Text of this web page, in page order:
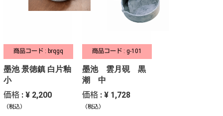
商品コード : brqgq
墨池 景徳鎮 白片釉
小
価格 : ¥ 2,200
（税込）
商品コード : g-101
墨池 雲月硯 黒
潮 中
価格 : ¥ 1,728
（税込）